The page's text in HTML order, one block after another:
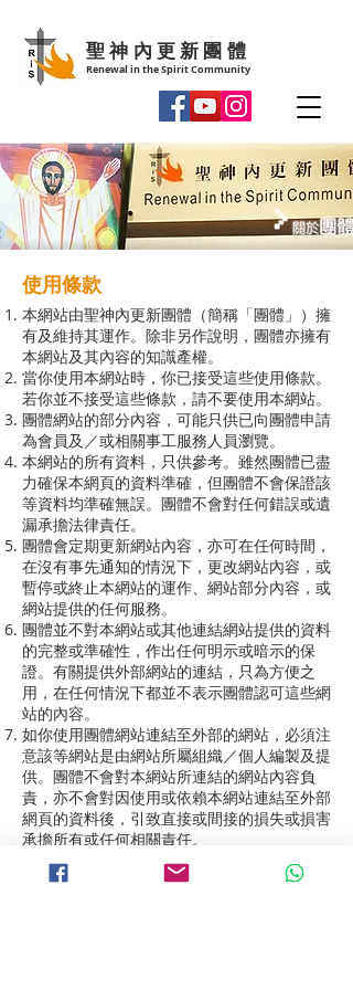
聖神內更新團體
Renewal in the Spirit Community
使用條款
本網站由聖神內更新團體（簡稱「團體」）擁
有及維持其運作。除非另作說明，團體亦擁有
本網站及其內容的知識產權。
當你使用本網站時，你已接受這些使用條款。
若你並不接受這些條款，請不要使用本網站。
團體網站的部分內容，可能只供已向團體申請
為會員及／或相關事工服務人員瀏覽。
本網站的所有資料，只供參考。雖然團體已盡
力確保本網頁的資料準確，但團體不會保證該
等資料均準確無誤。團體不會對任何錯誤或遺
漏承擔法律責任。
團體會定期更新網站內容，亦可在任何時間，
在沒有事先通知的情況下，更改網站內容，或
暫停或終止本網站的運作、網站部分內容，或
網站提供的任何服務。
團體並不對本網站或其他連結網站提供的資料
的完整或準確性，作出任何明示或暗示的保
證。有關提供外部網站的連結，只為方便之
用，在任何情況下都並不表示團體認可這些網
站的內容。
如你使用團體網站連結至外部的網站，必須注
意該等網站是由網站所屬組織／個人編製及提
供。團體不會對本網站所連結的網站內容負
責，亦不會對因使用或依賴本網站連結至外部
網頁的資料後，引致直接或間接的損失或損害
承擔所有或任何相關責任。
團體致力保障其所持有的個人資料的私隱。詳
情請參閱團體的私隱政策聲明。